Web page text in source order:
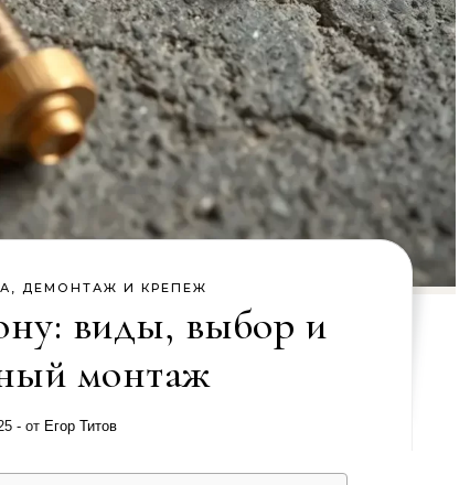
ДЕМОНТАЖ И КРЕПЕЖ
виды, выбор и
монтаж
- от Егор Титов